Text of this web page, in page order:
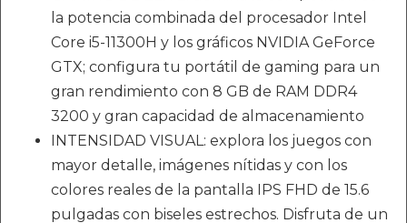
la potencia combinada del procesador Intel
Core i5-11300H y los gráficos NVIDIA GeForce
GTX; configura tu portátil de gaming para un
gran rendimiento con 8 GB de RAM DDR4
3200 y gran capacidad de almacenamiento
INTENSIDAD VISUAL: explora los juegos con
mayor detalle, imágenes nítidas y con los
colores reales de la pantalla IPS FHD de 15.6
pulgadas con biseles estrechos. Disfruta de un